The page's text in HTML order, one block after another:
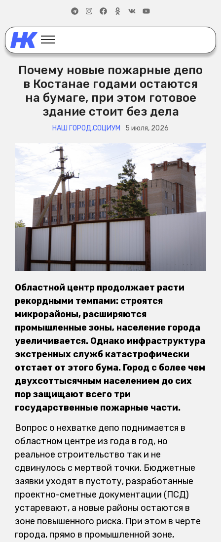
Почему новые пожарные депо
в Костанае годами остаются
на бумаге, при этом готовое
здание стоит без дела
НАШ ГОРОД,СОЦИУМ 5 июля, 2026
Областной центр продолжает расти
рекордными темпами: строятся
микрорайоны, расширяются
промышленные зоны, население города
увеличивается. Однако инфраструктура
экстренных служб катастрофически
отстает от этого бума. Город с более чем
двухсоттысячным населением до сих
пор защищают всего три
государственные пожарные части.
Вопрос о нехватке депо поднимается в
областном центре из года в год, но
реальное строительство так и не
сдвинулось с мертвой точки. Бюджетные
заявки уходят в пустоту, разработанные
проектно-сметные документации (ПСД)
устаревают, а новые районы остаются в
зоне повышенного риска. При этом в черте
города, прямо в промышленной зоне,